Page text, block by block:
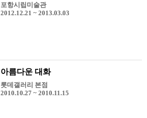
포항시립미술관
2012.12.21 ~ 2013.03.03
아름다운 대화
롯데갤러리 본점
2010.10.27 ~ 2010.11.15